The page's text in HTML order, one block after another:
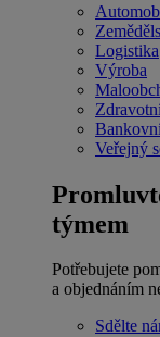
Logistika
Výroba
Veřejný
týmem
Potřebujete
a objednáním
Sdělte